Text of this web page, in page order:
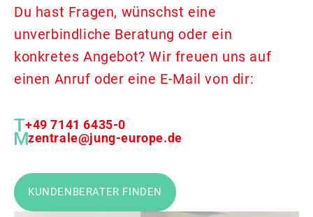
Du hast Fragen, wünschst eine
unverbindliche Beratung oder ein
konkretes Angebot? Wir freuen uns auf
einen Anruf oder eine E-Mail von dir:
+49 7141 6435-0
zentrale@jung-europe.de
KUNDENBERATER FINDEN